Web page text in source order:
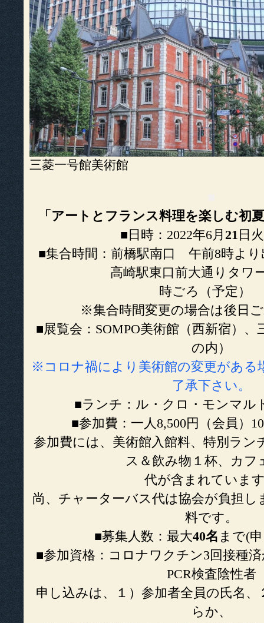
三菱一号館美術館
「アートとフランス料理を楽しむ初
■日時：2022年6月 21 日
■集合時間：前橋駅南口 午前8時より
高崎駅東口前大通りタワー美
時ごろ（予定）
※集合時間変更の場合は後日
■展覧会：SOMPO美術館（西新宿）、
の内）
※コロナ禍により美術館の変更がある
了承下さい。
■ランチ：ル・クロ・モンマル
■参加費：一人8,500円（会員）
参加費には、美術館入館料、特別ラン
ス＆飲み物１杯、カフ
代が含まれていま
尚、チャーターバス代は協会が負担し
料です。
■募集人数：最大40名 まで(
■参加資格：コロナワクチン3回接種
PCR検査陰性者
申し込みは、１）参加者全員の氏名、
らか、